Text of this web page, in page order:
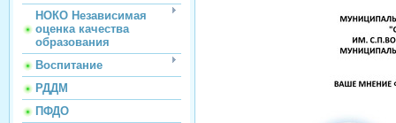
НОКО Независимая
оценка качества
образования
Воспитание
РДДМ
ПФДО